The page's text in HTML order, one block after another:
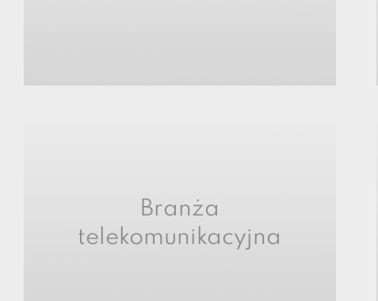
Branża
telekomunikacyjna